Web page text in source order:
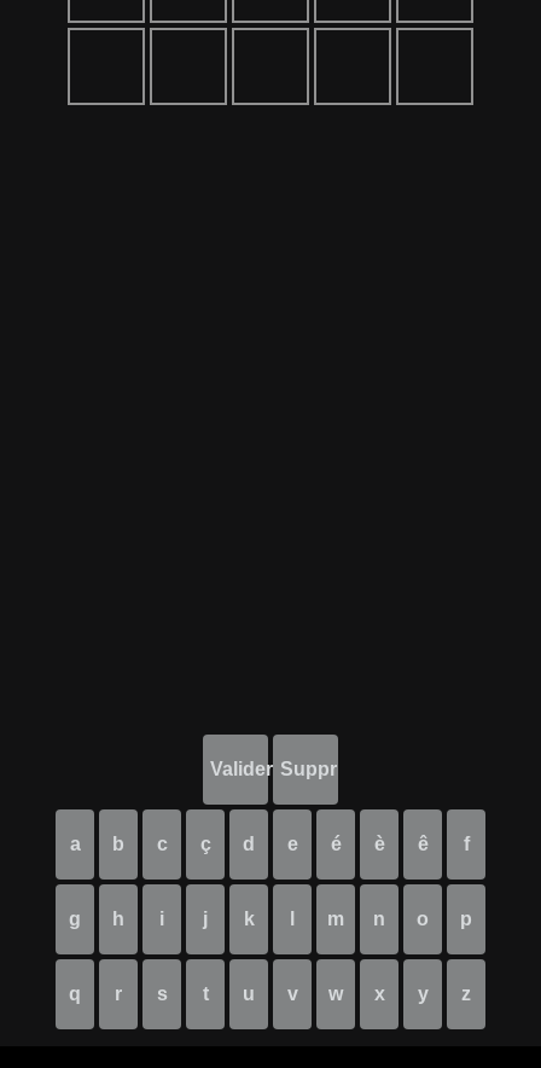
Valider Suppr
a b c ç d e é è ê f
g h i j k m n o p
q r s t u v w x y z